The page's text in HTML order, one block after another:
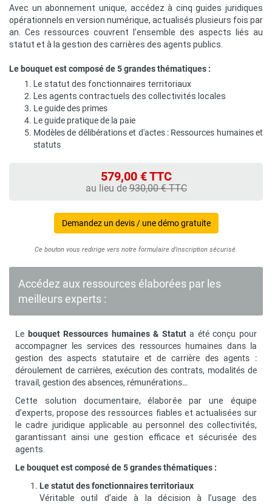
Avec un abonnement unique, accédez à cinq guides juridiques
opérationnels en version numérique, actualisés plusieurs fois par
an. Ces ressources couvrent l’ensemble des aspects liés au
statut et à la gestion des carrières des agents publics.
Le bouquet est composé de 5 grandes thématiques :
Le statut des fonctionnaires territoriaux
Les agents contractuels des collectivités locales
Le guide des primes
Le guide pratique de la paie
Modèles de délibérations et d'actes : Ressources humaines et
statuts
579,00 € TTC
au lieu de930,00 € TTC
Demandez un devis / une démo gratuite
Ce bouton vous redirige vers notre formulaire d’inscription sécurisé.
Accédez aux ressources élaborées par les
meilleurs experts :
Le bouquet Ressources humaines & Statuta été conçu pour
accompagner les services des ressources humaines dans la
gestion des aspects statutaire et de carrière des agents :
déroulement de carrières, exécution des contrats, modalités de
travail, gestion des absences, rémunérations…
Cette solution documentaire, élaborée par une équipe
d’experts, propose des ressources fiables et actualisées sur
le cadre juridique applicable au personnel des collectivités,
garantissant ainsi une gestion efficace et sécurisée des
agents.
Le bouquet est composé de 5 grandes thématiques :
Le statut des fonctionnaires territoriaux
Véritable outil d’aide à la décision à l’usage des